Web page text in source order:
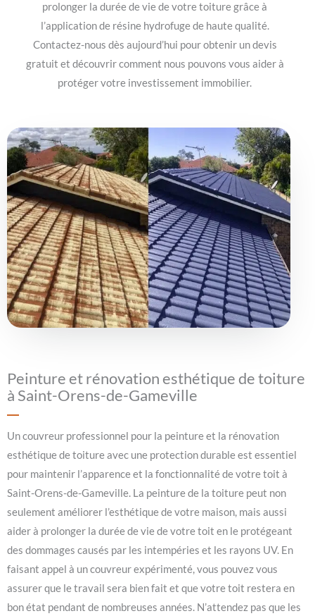
prolonger la durée de vie de votre toiture grâce à
l’application de résine hydrofuge de haute qualité.
Contactez-nous dès aujourd’hui pour obtenir un devis
gratuit et découvrir comment nous pouvons vous aider à
protéger votre investissement immobilier.
Peinture et rénovation esthétique de toiture
à Saint-Orens-de-Gameville
Un couvreur professionnel pour la peinture et la rénovation
esthétique de toiture avec une protection durable est essentiel
pour maintenir l’apparence et la fonctionnalité de votre toit à
Saint-Orens-de-Gameville. La peinture de la toiture peut non
seulement améliorer l’esthétique de votre maison, mais aussi
aider à prolonger la durée de vie de votre toit en le protégeant
des dommages causés par les intempéries et les rayons UV. En
faisant appel à un couvreur expérimenté, vous pouvez vous
assurer que le travail sera bien fait et que votre toit restera en
bon état pendant de nombreuses années. N’attendez pas que les